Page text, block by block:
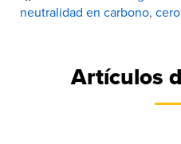
neutralidad en carbono,
Artículos